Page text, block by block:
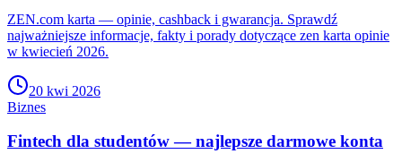
ZEN.com karta — opinie, cashback i gwarancja. Sprawdź
najważniejsze informacje, fakty i porady dotyczące zen karta opinie
w kwiecień 2026.
20 kwi 2026
Biznes
Fintech dla studentów — najlepsze darmowe konta